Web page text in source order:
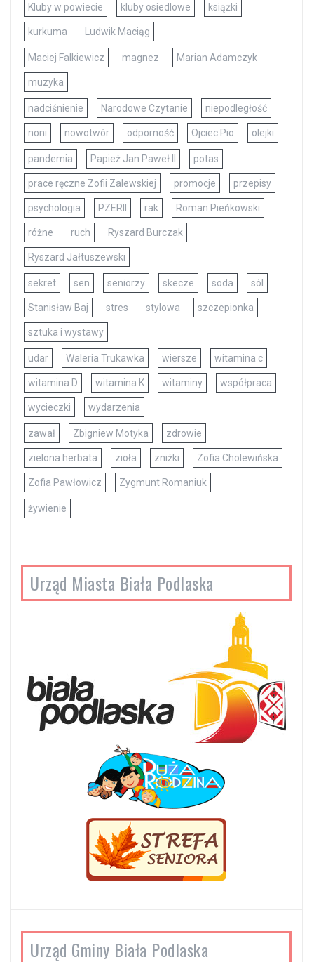
Kluby w powiecie kluby osiedlowe książki
kurkuma Ludwik Maciąg
Maciej Falkiewicz magnez Marian Adamczyk
muzyka
nadciśnienie Narodowe Czytanie niepodległość
noni nowotwór odporność Ojciec Pio olejki
pandemia Papież Jan Paweł II potas
prace ręczne Zofii Zalewskiej promocje przepisy
psychologia PZERII rak Roman Pieńkowski
różne ruch Ryszard Burczak
Ryszard Jałtuszewski
sekret sen seniorzy skecze soda sól
Stanisław Baj stres stylowa szczepionka
sztuka i wystawy
udar Waleria Trukawka wiersze witamina c
witamina D witamina K witaminy współpraca
wycieczki wydarzenia
zawał Zbigniew Motyka zdrowie
zielona herbata zioła zniżki Zofia Cholewińska
Zofia Pawłowicz Zygmunt Romaniuk
żywienie
Urząd Miasta Biała Podlaska
Urząd Gminy Biała Podlaska